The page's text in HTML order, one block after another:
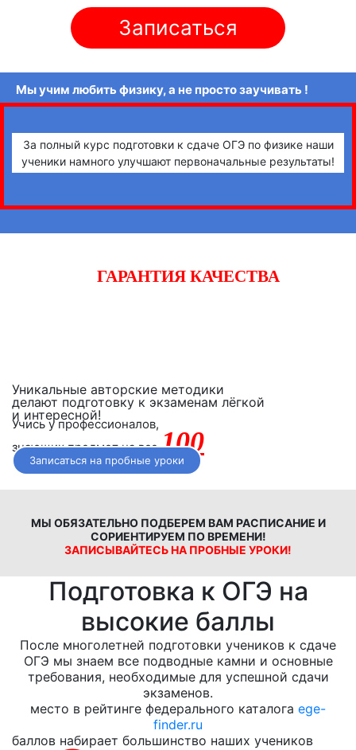
Записаться
Мы учим любить физику, а не просто заучивать !
За полный курс подготовки к сдаче ОГЭ по физике наши
ученики намного улучшают первоначальные результаты!
ГАРАНТИЯ КАЧЕСТВА
Уникальные авторские методики
делают подготовку к экзаменам лёгкой
и интересной!
Учись у профессионалов,
знающих предмет на все100
Записаться на пробные уроки
МЫ ОБЯЗАТЕЛЬНО ПОДБЕРЕМ ВАМ РАСПИСАНИЕ И
СОРИЕНТИРУЕМ ПО ВРЕМЕНИ!
ЗАПИСЫВАЙТЕСЬ НА ПРОБНЫЕ УРОКИ!
Подготовка к ОГЭ на
высокие баллы
После многолетней подготовки учеников к сдаче
ОГЭ мы знаем все подводные камни и основные
требования, необходимые для успешной сдачи
экзаменов.
место в рейтинге федерального каталога ege-
finder.ru
баллов набирает большинство наших учеников